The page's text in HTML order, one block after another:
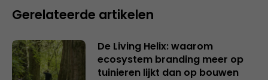
Gerelateerde artikelen
De Living Helix: waarom
ecosystem branding meer op
tuinieren lijkt dan op bouwen